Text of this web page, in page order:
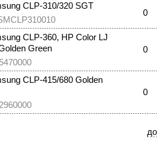
CLP-310/320 SGT
0
CLP-360, HP Color LJ
Green
0
CLP-415/680 Golden
0